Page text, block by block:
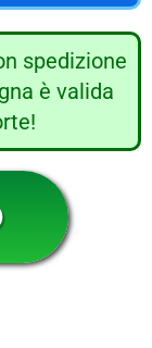
spedizione
è valida